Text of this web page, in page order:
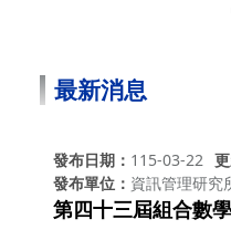
最新消息
發布日期 115-03-22
發布單位
資訊管理研究
第四十三屆組合數